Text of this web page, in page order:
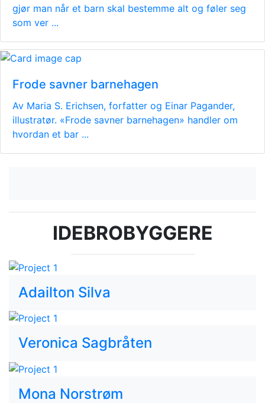
gjør man når et barn skal bestemme alt og føler seg
som ver ...
Frode savner barnehagen
Av Maria S. Erichsen, forfatter og Einar Pagander,
illustratør. «Frode savner barnehagen» handler om
hvordan et bar ...
IDEBROBYGGERE
Adailton Silva
Veronica Sagbråten
Mona Norstrøm